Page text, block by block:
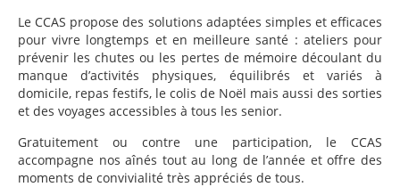
Le CCAS propose des solutions adaptées simples et efficaces
pour vivre longtemps et en meilleure santé : ateliers pour
prévenir les chutes ou les pertes de mémoire découlant du
manque d’activités physiques, équilibrés et variés à
domicile, repas festifs, le colis de Noël mais aussi des sorties
et des voyages accessibles à tous les senior.
Gratuitement ou contre une participation, le CCAS
accompagne nos aînés tout au long de l’année et offre des
moments de convivialité très appréciés de tous.